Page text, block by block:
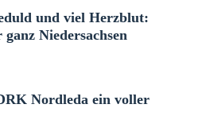
und viel Herzblut:
Niedersachsen
Nordleda ein voller